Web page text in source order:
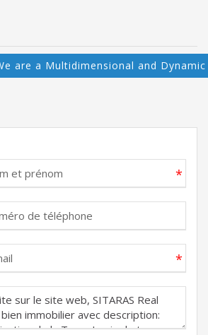
are a Multidimensional and
*
*